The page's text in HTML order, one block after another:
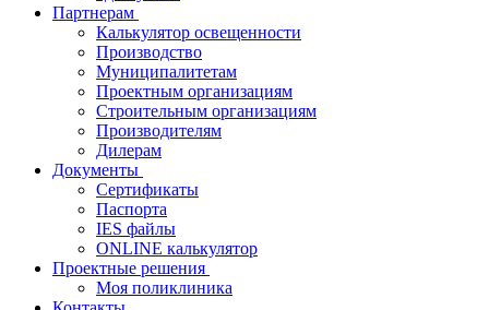
Партнерам
Калькулятор освещенности
Производство
Муниципалитетам
Проектным организациям
Строительным организациям
Производителям
Дилерам
Документы
Сертификаты
Паспорта
IES файлы
ONLINE калькулятор
Проектные решения
Моя поликлиника